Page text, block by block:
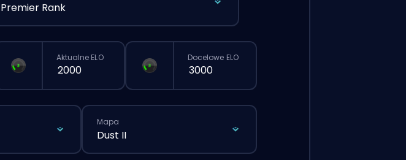
Premier Rank
Aktualne ELO Docelowe ELO
Mapa
Dust II